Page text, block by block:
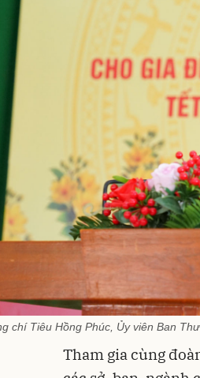
chí Tiêu Hồng Phúc, Ủy viên Ban
Tham gia cùng